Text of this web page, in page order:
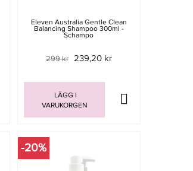
Eleven Australia Gentle Clean
Balancing Shampoo 300ml -
Schampo
299 kr 239,20 kr
LÄGG I
VARUKORGEN
-20%